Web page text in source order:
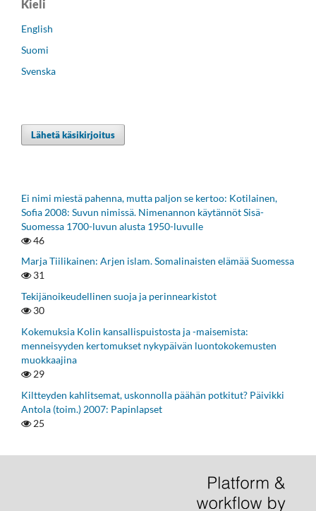
Kieli
English
Suomi
Svenska
Lähetä käsikirjoitus
Ei nimi miestä pahenna, mutta paljon se kertoo: Kotilainen,
Sofia 2008: Suvun nimissä. Nimenannon käytännöt Sisä-
Suomessa 1700-luvun alusta 1950-luvulle
46
Marja Tiilikainen: Arjen islam. Somalinaisten elämää Suomessa
31
Tekijänoikeudellinen suoja ja perinnearkistot
30
Kokemuksia Kolin kansallispuistosta ja -maisemista:
menneisyyden kertomukset nykypäivän luontokokemusten
muokkaajina
29
Kiltteyden kahlitsemat, uskonnolla päähän potkitut? Päivikki
Antola (toim.) 2007: Papinlapset
25